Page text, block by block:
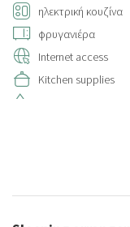
ηλεκτρική κουζίνα
φρυγανιέρα
Internet access
Kitchen supplies
Air conditioning
Dryer